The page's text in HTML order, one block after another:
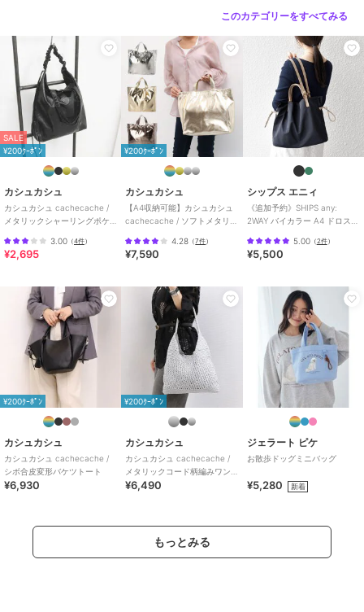
商品カテゴリ バッグ ／トートバッグ
性別タイプ
レディース
バッグ
／トートバッグ
レディース
バッグ ／トートバッグ
カラー
ダークシルバー、シルバー、ライ
トゴールド
サイズ ワンサイズ
素材
合成皮革
商品のお取り扱い方法
特徴
バッグ
31～45cm以下)/カジュアル
ポ
ケット5箇所以上 /
軽量 700ｇ以
トートバッグ
合成皮革/人工皮革/
31～45cm以下)/カジュアル
ポ
ケット5箇所以上
原産国 中国製
このカテゴリーをすべてみる
SALE
¥200ｸｰﾎﾟﾝ
カシュカシュ
カシュカシュ cachecache /
メタリックシャーリングポケ
3.00 （4件）
¥2,695
¥200ｸｰﾎﾟﾝ
カシュカシュ
【A4収納可能】カシュカシュ
cachecache / ソフトメタリッ
4.28 （7件）
¥7,590
シップス エニィ
《追加予約》SHIPS any:
2WAY バイカラー A4 ドロスト
5.00（2件）
¥5,500
¥200ｸｰﾎﾟﾝ
カシュカシュ
カシュカシュ cachecache /
シボ合皮変形バケツトート
¥6,930
¥200ｸｰﾎﾟﾝ
カシュカシュ
カシュカシュ cachecache /
メタリックコード柄編みワン
ハンドルトート
¥6,490
ジェラート ピケ
お散歩ドッグミニバッグ
¥5,280 新着
もっとみる